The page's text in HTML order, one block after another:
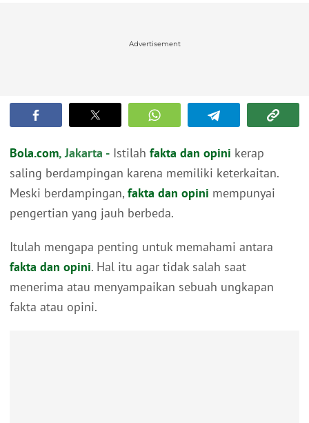
Advertisement
Bola.com, Jakarta - Istilah fakta dan opini kerap
saling berdampingan karena memiliki keterkaitan.
Meski berdampingan, fakta dan opini mempunyai
pengertian yang jauh berbeda.
Itulah mengapa penting untuk memahami antara
fakta dan opini. Hal itu agar tidak salah saat
menerima atau menyampaikan sebuah ungkapan
fakta atau opini.